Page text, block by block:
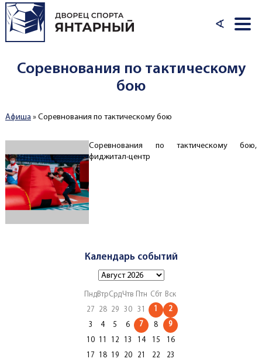
Перейти к основному содержанию
∢
Соревнования по тактическому
бою
Вы здесь
Афиша» Соревнования по тактическому бою
Соревнования по тактическому бою,
фиджитал-центр
Календарь событий
ПндВтрСрдЧтв Птн Сбт Вск
27
28 29 30 31 1 2
3 4 5 6 7 8 9
10 11 12 13 14 15
16
17
18 19 20 21 22
23